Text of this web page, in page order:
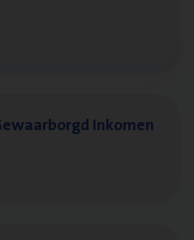
Inkomen